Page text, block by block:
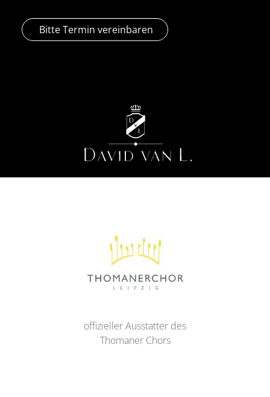
Bitte Termin vereinbaren
offizieller Ausstatter des
Thomaner Chors